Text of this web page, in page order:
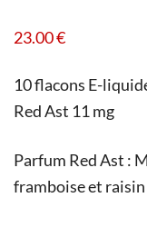
23.00€
10 flacons E-
Red Ast 11 mg
Parfum Red Ast :
framboise et